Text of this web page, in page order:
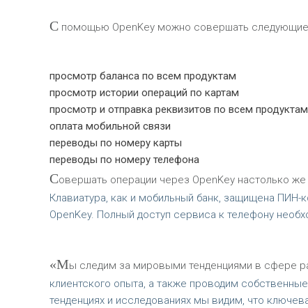
Спомощью OpenKey можно совершать следующие
просмотр баланса по всем продуктам
просмотр истории операций по картам
просмотр и отправка реквизитов по всем продуктам
оплата мобильной связи
переводы по номеру карты
переводы по номеру телефона
Совершать операции через OpenKey настолько
Клавиатура, как и мобильный банк, защищена ПИН-
OpenKey. Полный доступ сервиса к телефону
«Мы следим за мировыми тенденциями в сфере
клиентского опыта, а также проводим
тенденциях и исследованиях мы видим, что